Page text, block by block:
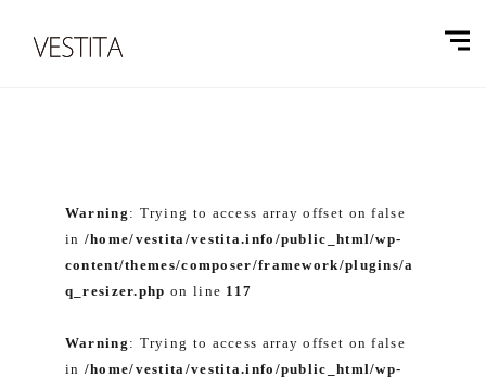
Warning : Trying to access array offset on false
in /home/vestita/vestita.info/public_html/wp-
content/themes/composer/framework/plugins/a
q_resizer.php on line 117
Warning : Trying to access array offset on false
in /home/vestita/vestita.info/public_html/wp-